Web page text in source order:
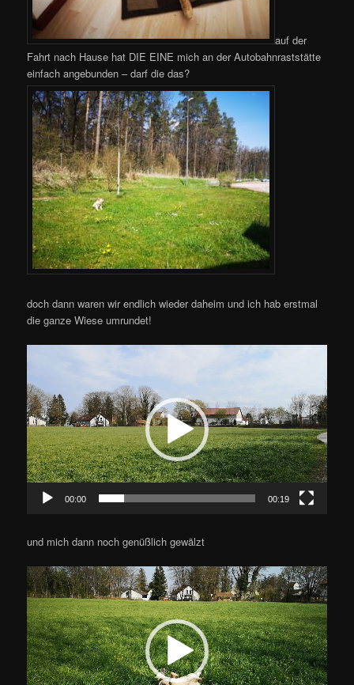
auf der
Fahrt nach Hause hat DIE EINE mich an der Autobahnraststätte
einfach angebunden – darf die das?
doch dann waren wir endlich wieder daheim und ich hab erstmal
die ganze Wiese umrundet!
00:00 00:19
und mich dann noch genüßlich gewälzt
Video-
Player